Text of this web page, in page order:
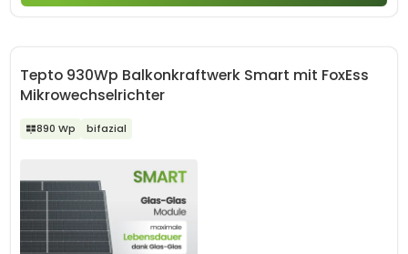
Tepto 930Wp Balkonkraftwerk Smart mit FoxEss
Mikrowechselrichter
890 Wp bifazial